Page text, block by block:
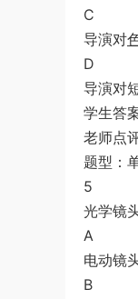
C
导演对
D
导演对
学生答
老师点
题型：
5
光学镜
A
电动镜
B